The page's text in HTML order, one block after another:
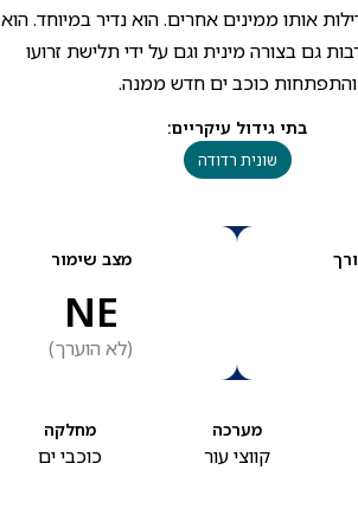
אותו ממינים אחרים. הוא נדיר במיוחד. הוא
גם בצורה מינית וגם על ידי תלישת זרועו
והתפתחות כוכב ים חדש ממנה.
בתי גידול עיקריים:
שונית רדודה
מצב שימור
NE
(לא הוערך)
מערכה
קווצי עור
מחלקה
כוכבי ים